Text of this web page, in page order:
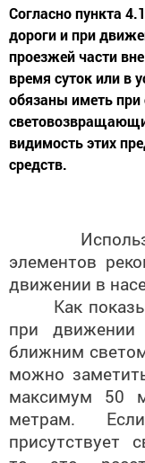
дороги и при
проезжей части
время суток или в
обязаны иметь
видимость этих
средств.
элементов
движении в
Как
при
ближним
можно
максимум 50
метрам.
присутствует
то это